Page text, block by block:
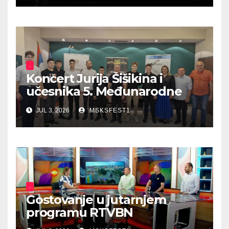
Koncert Jurija Šišikina i
učesnika 5. Međunarodne
ljetne škole harmonike
JUL 3, 2026 MSKSFEST1
Gostovanje u jutarnjem
programu RTVBN